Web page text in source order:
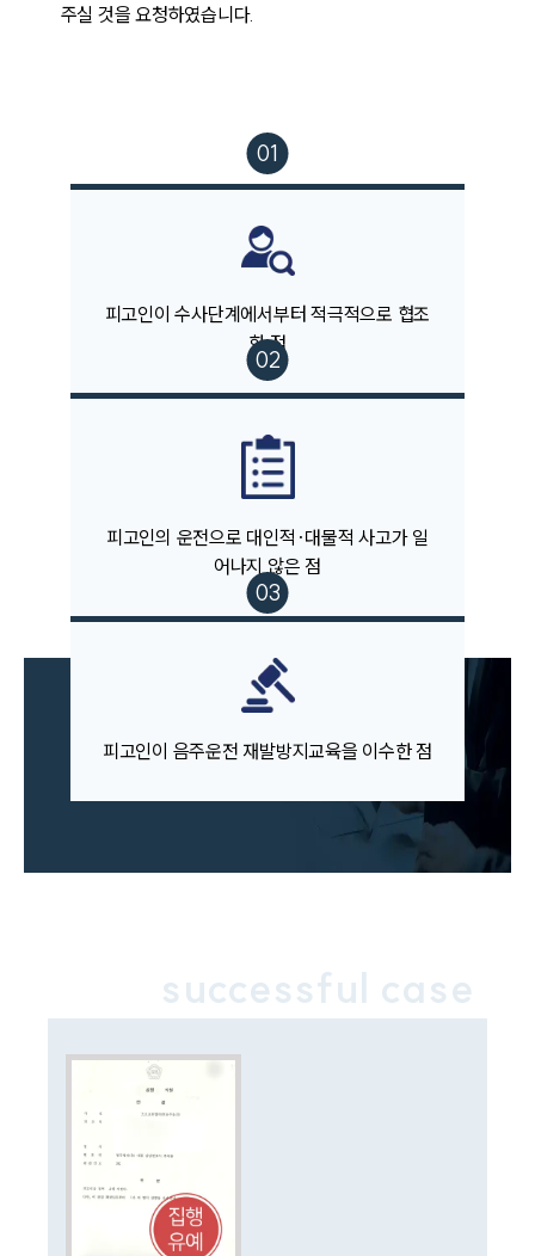
팀소개
팀소개
대륜의 강점
오시는 길
글로벌 파트너 로펌
통합검색
AI대륜
업무사례
주요 업무사례
사례분석/최신동향
법률지식인
고객후기
업무분야
음주교통사고대응부 업무
음주운전·교통사고전문변호사추천
뉴스레터/브로슈어
주실 것을 요청하였습니다.
피고인이 수사단계에서부터 적극적으로 협조
한 점
피고인의 운전으로 대인적·대물적 사고가 일
어나지 않은 점
피고인이 음주운전 재발방지교육을 이수한 점
successful case